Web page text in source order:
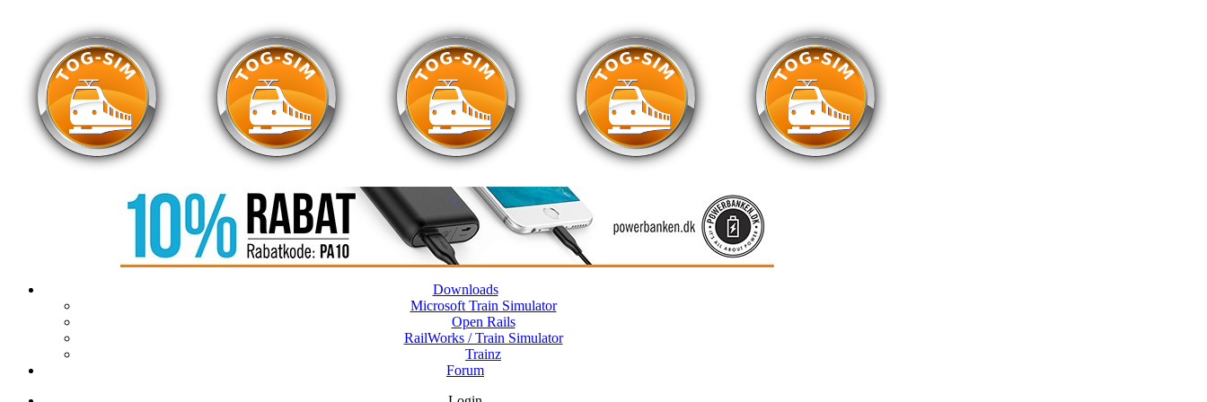
Downloads
Microsoft Train Simulator
Open Rails
RailWorks / Train Simulator
Trainz
Forum